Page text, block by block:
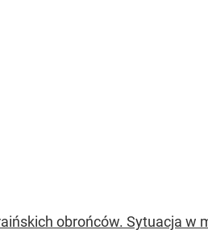
obrońców. Sytuacja w